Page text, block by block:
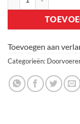
Toevoegen aan
Categorieën: